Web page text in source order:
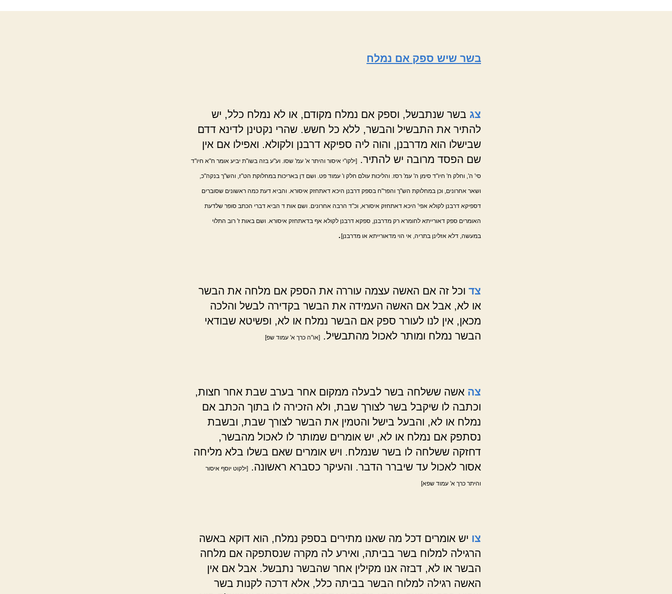
בשר שיש ספק אם נמלח
צג בשר שנתבשל, וספק אם נמלח מקודם, או לא נמלח כלל, יש
להתיר את התבשיל והבשר, ללא כל חשש. שהרי נקטינן לדינא דדם
שבישלו הוא מדרבנן, והוה ליה ספיקא דרבנן ולקולא. ואפילו אם אין
שם הפסד מרובה יש להתיר.
[ילקו"י איסור והיתר א' עמ' שסו. וע"ע בזה בשו"ת יביע אומר ח"א חיו"ד
סי' ה', וחלק ח' חיו"ד סימן ה' עמ' רסז. והליכות עולם חלק ו' עמוד פט. ושם דן באריכות במחלוקת הט"ז, והש"ך בנקה"כ,
ושאר אחרונים, וכן במחלוקת הש"ך והפר"ח בספק דרבנן היכא דאתחזק איסורא. והביא דעת כמה ראשונים שסוברים
דספיקא דרבנן לקולא אפי' היכא דאתחזק איסורא, וכ"ד הרבה אחרונים. ושם אות ד הביא דברי הכתב סופר שלדעת
האומרים ספק דאורייתא לחומרא רק מדרבנן, ספקא דרבנן לקולא אף בדאתחזק איסורא. ושם באות ז' רוב התלוי
במעשה, דלא אזלינן בתריה, אי הוי מדאורייתא או מדרבנן] .
צד וכל זה אם האשה עצמה עוררה את הספק אם מלחה את הבשר
או לא, אבל אם האשה העמידה את הבשר בקדירה לבשל והלכה
מכאן, אין לנו לעורר ספק אם הבשר נמלח או לא, ופשיטא שבודאי
הבשר נמלח ומותר לאכול מהתבשיל.
[או"ה כרך א' עמוד שפ]
צה אשה ששלחה בשר לבעלה ממקום אחר בערב שבת אחר חצות,
וכתבה לו שיקבל בשר לצורך שבת, ולא הזכירה לו בתוך הכתב אם
נמלח או לא, והבעל בישל והטמין את הבשר לצורך שבת, ובשבת
נסתפק אם נמלח או לא, יש אומרים שמותר לו לאכול מהבשר,
דחזקה ששלחה לו בשר שנמלח. ויש אומרים שאם בשלו בלא מליחה
אסור לאכול עד שיברר הדבר. והעיקר כסברא ראשונה.
[ילקוט יוסף איסור
והיתר כרך א' עמוד שפא]
צו יש אומרים דכל מה שאנו מתירים בספק נמלח, הוא דוקא באשה
הרגילה למלוח בשר בביתה, ואירע לה מקרה שנסתפקה אם מלחה
הבשר או לא, דבזה אנו מקילין אחר שהבשר נתבשל. אבל אם אין
האשה רגילה למלוח הבשר בביתה כלל, אלא דרכה לקנות בשר